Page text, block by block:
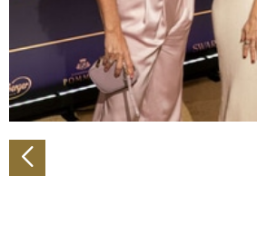
analysieren. Außerdem geben wir
Verwendung unserer Website an
soziale Medien, Werbung und
Partner führen diese Informationen
weiteren Daten zusammen, die Sie
haben oder die sie im Rahmen Ihrer
gesammelt haben.